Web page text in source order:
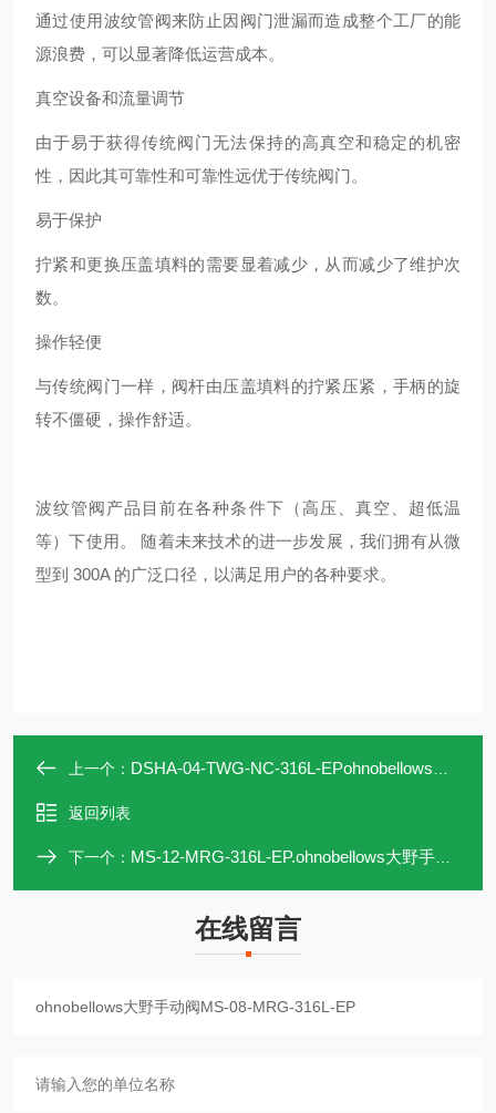
通过使用波纹管阀来防止因阀门泄漏而造成整个工厂的能
源浪费，可以显著降低运营成本。
真空设备和流量调节
由于易于获得传统阀门无法保持的高真空和稳定的机密
性，因此其可靠性和可靠性远优于传统阀门。
易于保护
拧紧和更换压盖填料的需要显着减少，从而减少了维护次
数。
操作轻便
与传统阀门一样，阀杆由压盖填料的拧紧压紧，手柄的旋
转不僵硬，操作舒适。
波纹管阀产品目前在各种条件下（高压、真空、超低温
等）下使用。 随着未来技术的进一步发展，我们拥有从微
型到 300A 的广泛口径，以满足用户的各种要求。
上一个： DSHA-04-TWG-NC-316L-EPohnobellows大野高压手动阀DSHA-04-TWG-NC
返回列表
下一个： MS-12-MRG-316L-EP.ohnobellows大野手动阀MS-12-MRG-316L-EP
在线留言